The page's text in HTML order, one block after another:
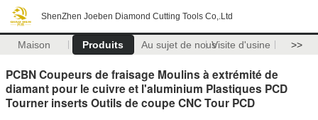
ShenZhen Joeben Diamond Cutting Tools Co,.Ltd
Maison Produits Au sujet de nousVisite d'usine >>
PCBN Coupeurs de fraisage Moulins à extrémité de
diamant pour le cuivre et l'aluminium Plastiques PCD
Tourner inserts Outils de coupe CNC Tour PCD